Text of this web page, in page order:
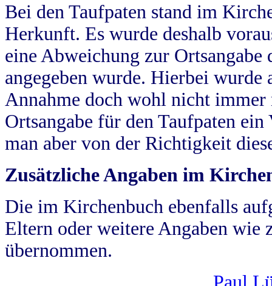
Bei den Taufpaten stand im
Herkunft. Es wurde deshalb
eine Abweichung zur
angegeben wurde. Hierbei wurde
Annahme doch wohl nicht
Ortsangabe für den Taufpaten
man aber von der Richtigkeit
Zusätzliche Angaben im
Die im Kirchenbuch ebenfalls
Eltern oder weitere Angaben wie
übernommen.